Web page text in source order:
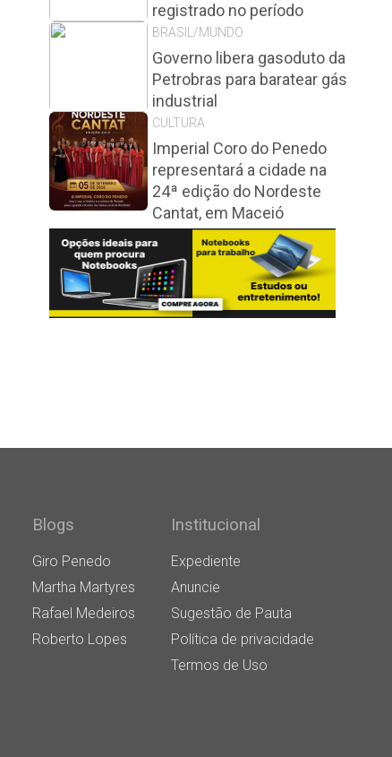
registrado no período
BRASIL/MUNDO
Governo libera gasoduto da
Petrobras para baratear gás
industrial
CULTURA
Imperial Coro do Penedo
representará a cidade na
24ª edição do Nordeste
Cantat, em Maceió
Blogs
Giro Penedo
Martha Martyres
Rafael Medeiros
Roberto Lopes
Institucional
Expediente
Anuncie
Sugestão de Pauta
Política de privacidade
Termos de Uso